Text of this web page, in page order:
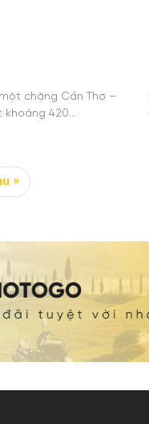
chặng Cần Thơ –
khoảng 420…
»